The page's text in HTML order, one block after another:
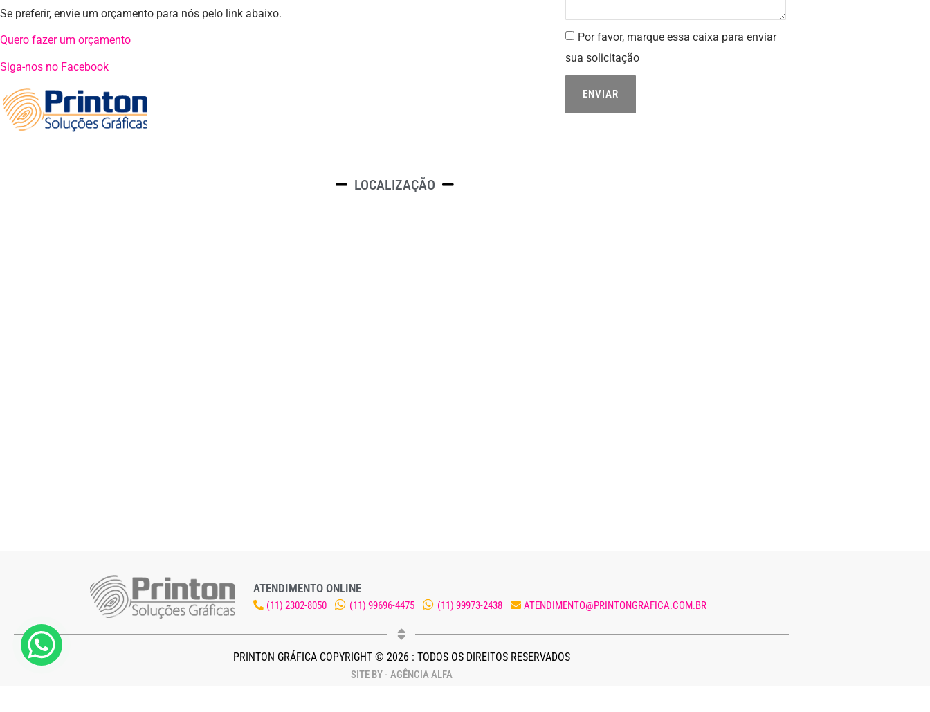
Se preferir, envie um orçamento para nós pelo link abaixo.
Quero fazer um orçamento
Siga-nos no Facebook
Por favor, marque essa caixa para enviar
sua solicitação
ENVIAR
LOCALIZAÇÃO
ATENDIMENTO ONLINE
(11) 2302-8050 (11) 99696-4475 (11) 99973-2438 ATENDIMENTO@PRINTONGRAFICA.COM.BR
PRINTON GRÁFICA COPYRIGHT © 2026 : TODOS OS DIREITOS RESERVADOS
SITE BY - AGÊNCIA ALFA